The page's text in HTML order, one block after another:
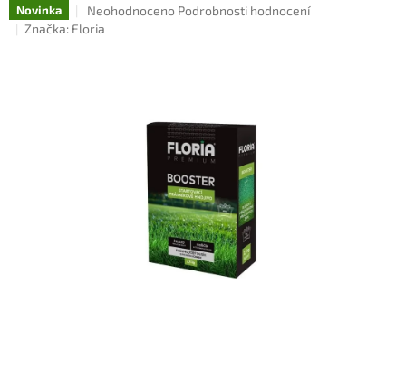
Novinka
Průměrné
hodnocení
Neohodnoceno Podrobnosti hodnocení
Značka: Floria